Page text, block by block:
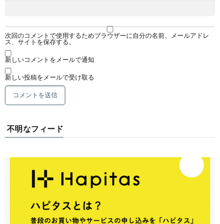
次回のコメントで使用するためブラウザーに自分の名前、メールアドレ
ス、サイトを保存する。
新しいコメントをメールで通知
新しい投稿をメールで受け取る
不明なフィード